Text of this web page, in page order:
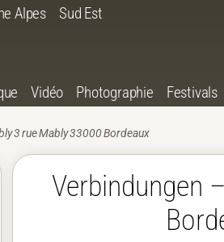
Alpes Sud Est
Vidéo Photographie Festivals
3 rue Mably 33000 Bordeaux
Verbindungen